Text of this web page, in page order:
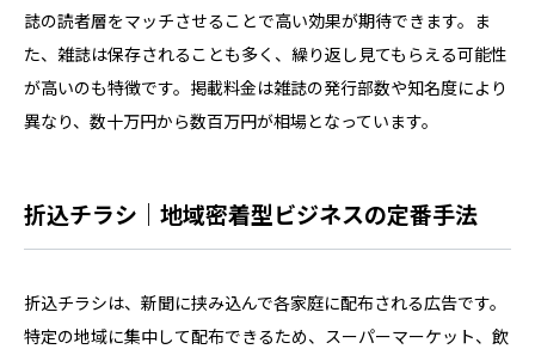
誌の読者層をマッチさせることで高い効果が期待できます。ま
た、雑誌は保存されることも多く、繰り返し見てもらえる可能性
が高いのも特徴です。掲載料金は雑誌の発行部数や知名度により
異なり、数十万円から数百万円が相場となっています。
折込チラシ｜地域密着型ビジネスの定番手法
折込チラシは、新聞に挟み込んで各家庭に配布される広告です。
特定の地域に集中して配布できるため、スーパーマーケット、飲